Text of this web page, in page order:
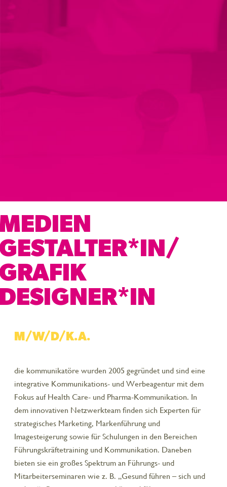
M/W/D/K.A.
die kommunikatöre wurden 2005 gegründet und sind eine
integrative Kommunikations- und Werbeagentur mit dem
Fokus auf Health Care- und Pharma-Kommunikation. In
dem innovativen Netzwerkteam finden sich Experten für
strategisches Marketing, Markenführung und
Imagesteigerung sowie für Schulungen in den Bereichen
Führungskräftetraining und Kommunikation. Daneben
bieten sie ein großes Spektrum an Führungs- und
Mitarbeiterseminaren wie z. B. „Gesund führen – sich und